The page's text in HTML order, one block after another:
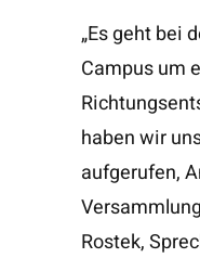
„Es geht bei
Campus um
haben wir
aufgerufen,
Rostek,